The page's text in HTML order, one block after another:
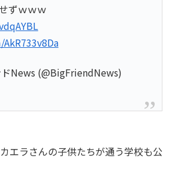
ずｗｗｗ
News (@BigFriendNews)
エラさんの子供たちが通う学校も公